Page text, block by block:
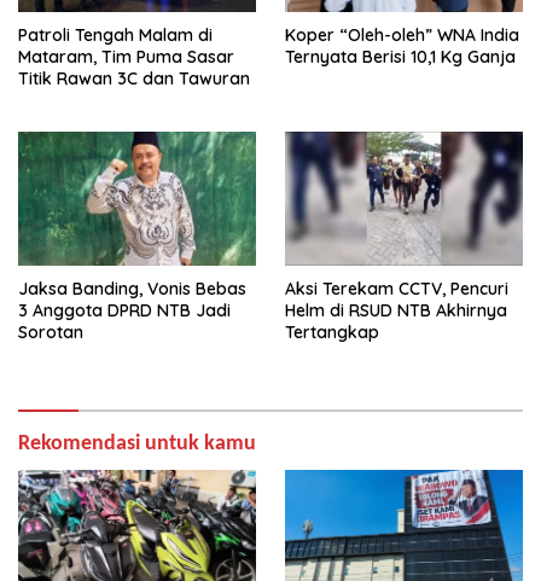
Patroli Tengah Malam di
Mataram, Tim Puma Sasar
Titik Rawan 3C dan Tawuran
Koper “Oleh-oleh” WNA India
Ternyata Berisi 10,1 Kg Ganja
Jaksa Banding, Vonis Bebas
3 Anggota DPRD NTB Jadi
Sorotan
Aksi Terekam CCTV, Pencuri
Helm di RSUD NTB Akhirnya
Tertangkap
Rekomendasi untuk kamu